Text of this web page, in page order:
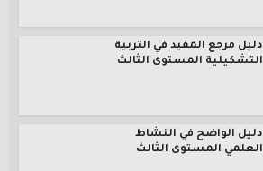
دليل مرجع المفيد في التربية
التشكيلية المستوى الثالث
دليل الواضح في النشاط
العلمي المستوى الثالث